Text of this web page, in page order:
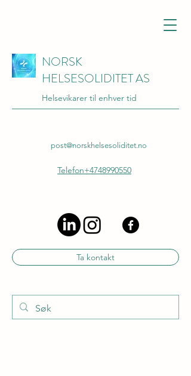
NORSK
HELSESOLIDITET AS
Helsevikarer til enhver tid
Ta kontakt
post@norskhelsesoliditet.no
Telefon+4748990550